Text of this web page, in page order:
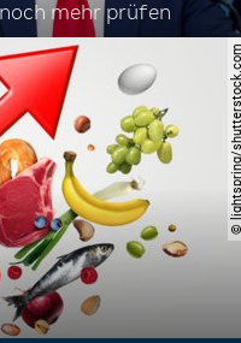
mehr prüfen
© lightspring/